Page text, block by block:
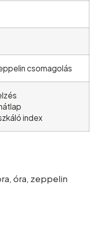
csomagolás
index
, óra, zeppelin